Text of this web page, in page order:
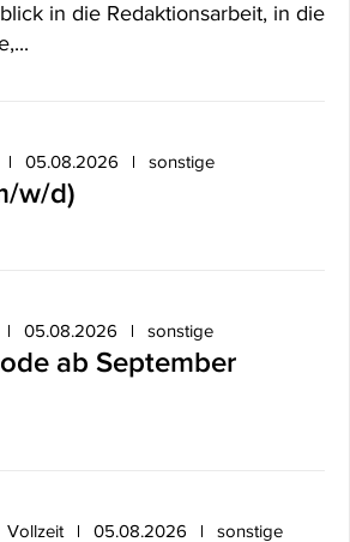
in die Redaktionsarbeit, in die
05.08.2026 sonstige
w/d)
05.08.2026 sonstige
ab September
Vollzeit 05.08.2026 sonstige